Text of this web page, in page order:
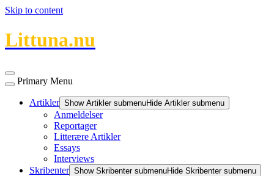
Skip to content
Littuna.nu
Primary Menu
Artikler Show Artikler submenuHide Artikler submenu
Anmeldelser
Reportager
Litterære Artikler
Essays
Interviews
Skribenter Show Skribenter submenuHide Skribenter submenu